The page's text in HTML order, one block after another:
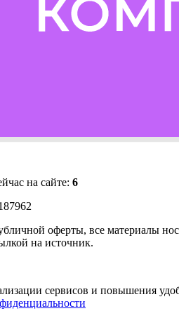
на сайте: 6
оферты, все материалы
на источник.
сервисов и повышения